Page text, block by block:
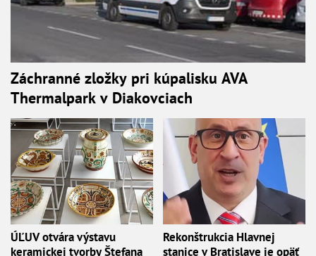
Záchranné zložky pri kúpalisku AVA
Thermalpark v Diakovciach
ÚĽUV otvára výstavu
keramickej tvorby Štefana
Rekonštrukcia Hlavnej
stanice v Bratislave je opäť